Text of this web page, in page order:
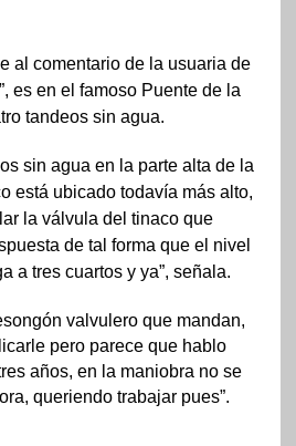
al comentario de la usuaria de
es en el famoso Puente de la
tandeos sin agua.
sin agua en la parte alta de la
está ubicado todavía más alto,
la válvula del tinaco que
de tal forma que el nivel
a tres cuartos y ya”, señala.
valvulero que mandan,
pero parece que hablo
años, en la maniobra no se
queriendo trabajar pues”.